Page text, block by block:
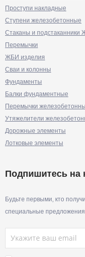
Проступи накладные
Ступени железобетонные
Стаканы и подстаканники
Перемычки
ЖБИ изделия
Сваи и колонны
Фундаменты
Балки фундаментные
Перемычки
Утяжелители
Дорожные элементы
Лотковые элементы
Подпишитесь на
Будьте первыми, кто
специальные